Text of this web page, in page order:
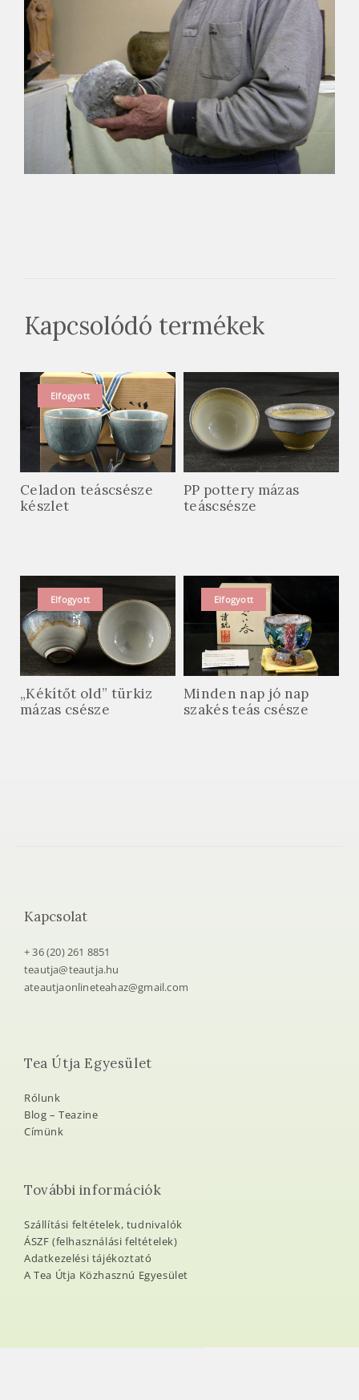
Kapcsolódó termékek
Elfogyott
Celadon teáscsésze
készlet
PP pottery mázas
teáscsésze
Elfogyott
„Kékítőt old” türkiz
mázas csésze
Elfogyott
Minden nap jó nap
szakés teás csésze
Kapcsolat
+ 36 (20) 261 8851
teautja@teautja.hu
ateautjaonlineteahaz@gmail.com
Tea Útja Egyesület
Rólunk
Blog – Teazine
Címünk
További információk
Szállítási feltételek, tudnivalók
ÁSZF (felhasználási feltételek)
Adatkezelési tájékoztató
A Tea Útja Közhasznú Egyesület